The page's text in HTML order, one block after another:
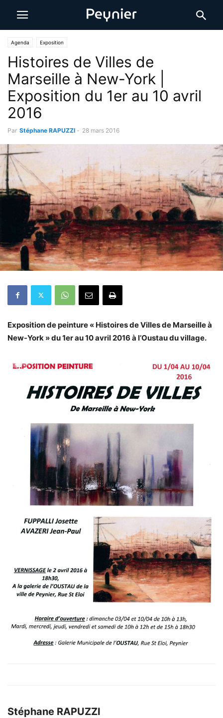
Agenda Exposition
Histoires de Villes de
Marseille à New-York |
Exposition du 1er au 10 avril
2016
Par Stéphane RAPUZZI - 28 mars 2016
Exposition de peinture « Histoires de Villes de Marseille à
New-York » du 1er au 10 avril 2016 à l’Oustau du village.
Stéphane RAPUZZI